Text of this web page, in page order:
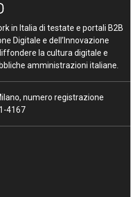
in Italia di testate e portali B2B
Digitale e dell’Innovazione
la cultura digitale e
amministrazioni italiane.
numero registrazione
4167